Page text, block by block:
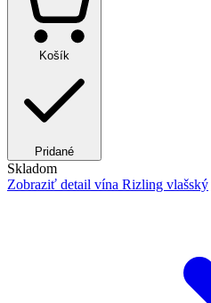
Košík
Pridané
Skladom
Zobraziť detail vína Rizling vlašský